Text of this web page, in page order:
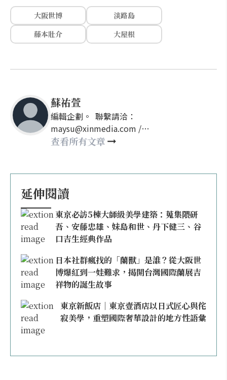
大阪世博
淡路島
藤本壯介
大屋根
蘇祐萱
編輯企劃。 聯繫請洽：
maysu@xinmedia.com /
may860527@gmail.com
查看所有文章
延伸閱讀
東京必訪5棟大師級美學建築：蒐集隈研
吾、安藤忠雄、妹島和世、丹下健三、谷
口吉生經典作品
日本社群瘋找的「蘭獸」是誰？從大阪世
博爆紅到一娃難求，揭開台灣國際蘭展吉
祥物的誕生故事
東京新飯店｜東京壹酒店以日式匠心與侘
寂美學，重塑國際奢華設計的地方性語彙